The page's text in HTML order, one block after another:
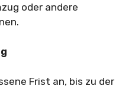
oder andere
Frist an, bis zu der